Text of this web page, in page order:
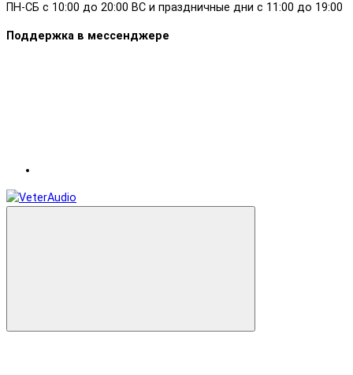
ПН-СБ с 10:00 до 20:00 ВС и праздничные дни с 11:00 до 19:00
Поддержка в мессенджере